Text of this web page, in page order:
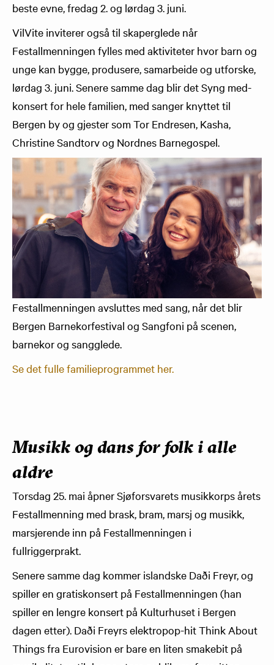
beste evne, fredag 2. og lørdag 3. juni.
VilVite inviterer også til skaperglede når
Festallmenningen fylles med aktiviteter hvor barn og
unge kan bygge, produsere, samarbeide og utforske,
lørdag 3. juni. Senere samme dag blir det Syng med-
konsert for hele familien, med sanger knyttet til
Bergen by og gjester som Tor Endresen, Kasha,
Christine Sandtorv og Nordnes Barnegospel.
Festallmenningen avsluttes med sang, når det blir
Bergen Barnekorfestival og Sangfoni på scenen,
barnekor og sangglede.
Se det fulle familieprogrammet her.
Musikk og dans for folk i alle
aldre
Torsdag 25. mai åpner Sjøforsvarets musikkorps årets
Festallmenning med brask, bram, marsj og musikk,
marsjerende inn på Festallmenningen i
fullriggerprakt.
Senere samme dag kommer islandske Daði Freyr, og
spiller en gratiskonsert på Festallmenningen (han
spiller en lengre konsert på Kulturhuset i Bergen
dagen etter). Daði Freyrs elektropop-hit Think About
Things fra Eurovision er bare en liten smakebit på